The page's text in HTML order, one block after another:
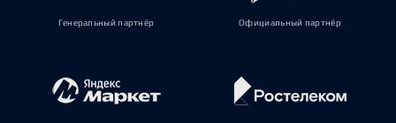
Генеральный партнёр Официальный партнёр